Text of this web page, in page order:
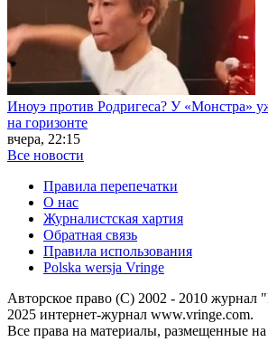
Иноуэ против Родригеса? У «Монстра»
на горизонте
вчера, 22:15
Все новости
Правила перепечатки
О нас
Журналистская хартия
Обратная связь
Правила использования
Polska wersja Vringe
Авторское право (С) 2002 - 2010
2025 интернет-журнал www.vringe.com.
Все права на материалы, размещенные на